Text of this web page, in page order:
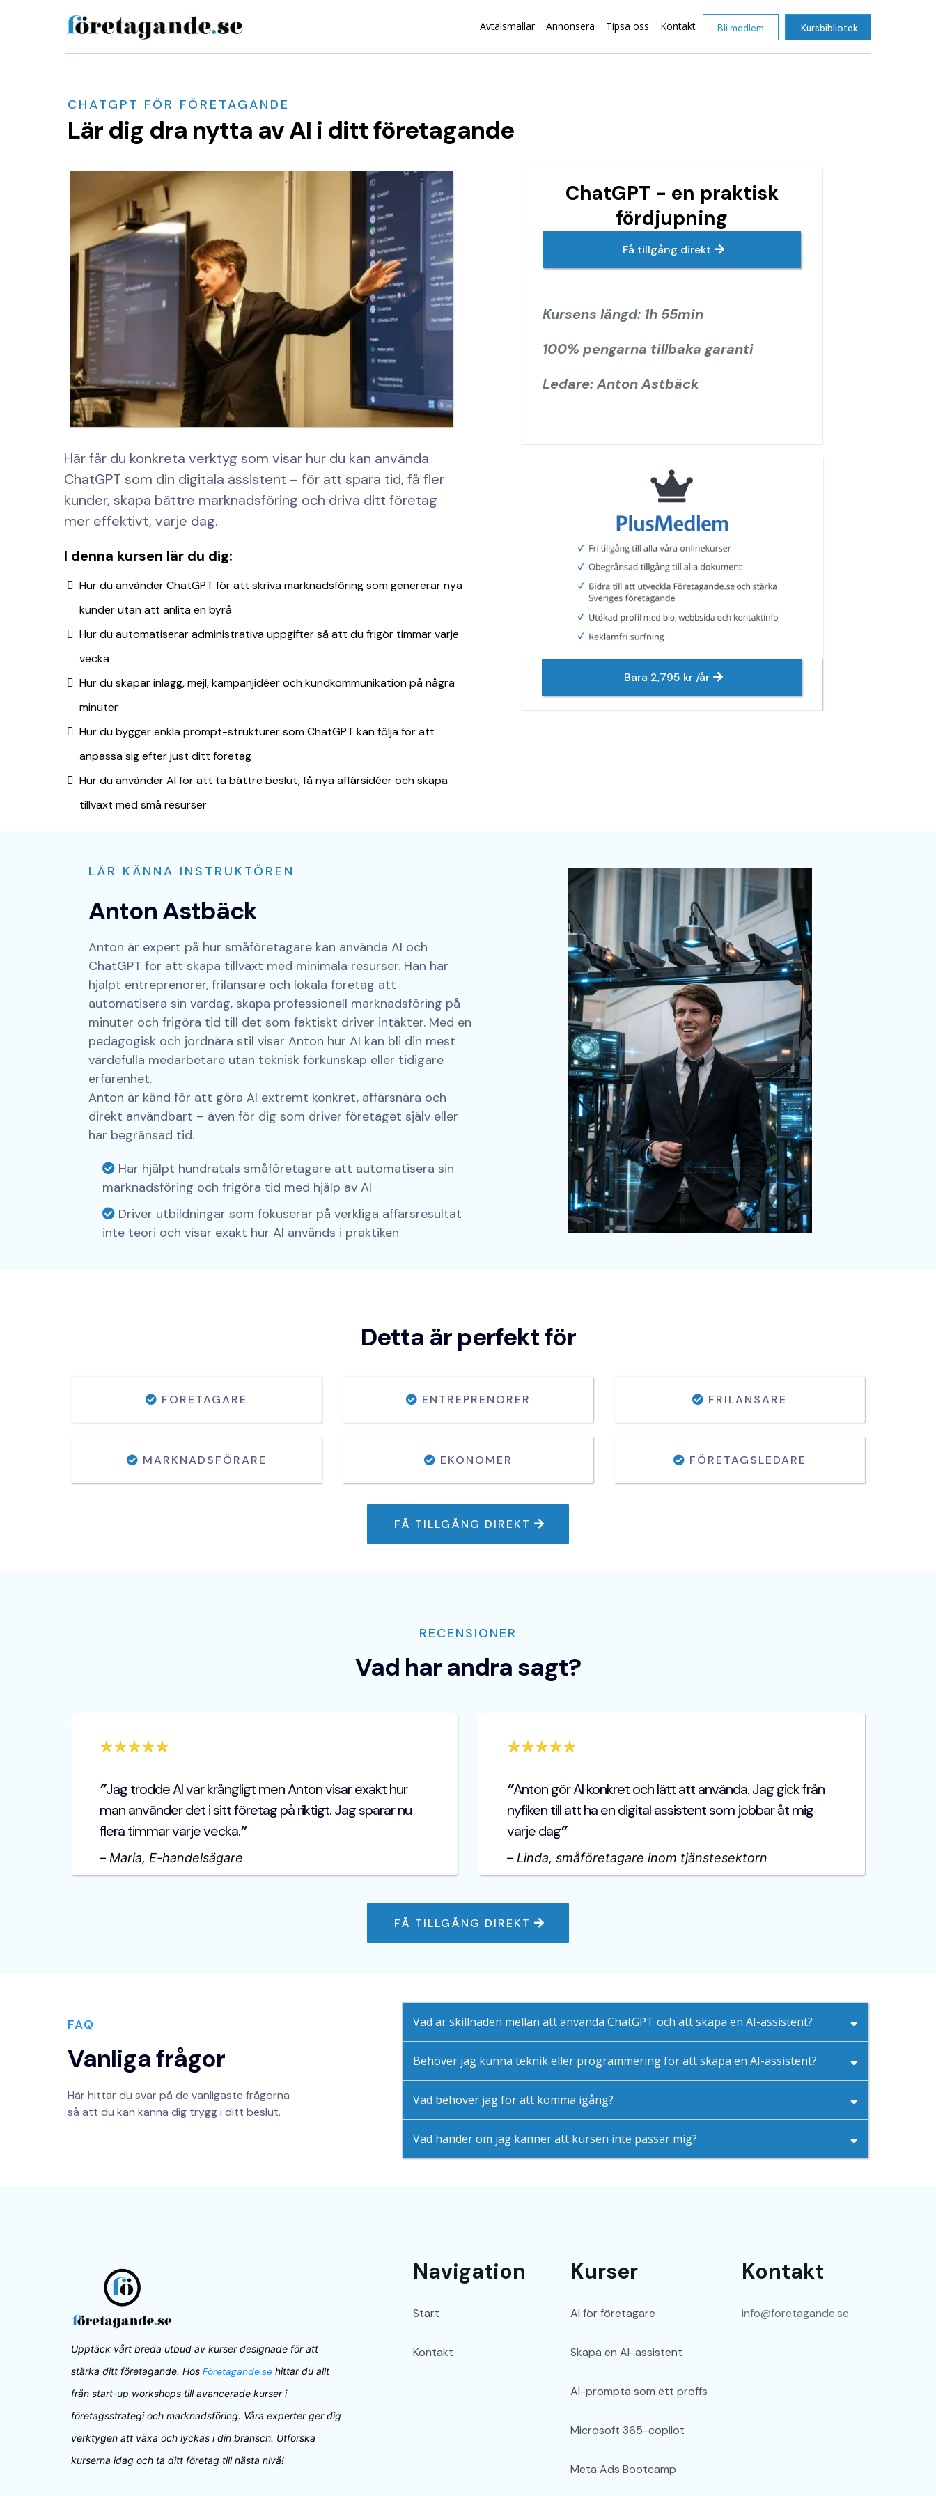
Bli medlem Kursbibliotek
Avtalsmallar Annonsera Tipsa oss Kontakt
CHATGPT FÖR FÖRETAGANDE
Lär dig dra nytta av AI i ditt företagande
Här får du konkreta verktyg som visar hur du kan använda
ChatGPT som din digitala assistent – för att spara tid, få fler
kunder, skapa bättre marknadsföring och driva ditt företag
mer effektivt, varje dag.
I denna kursen lär du dig:
Hur du använder ChatGPT för att skriva marknadsföring som genererar nya
kunder utan att anlita en byrå
Hur du automatiserar administrativa uppgifter så att du frigör timmar varje
vecka
Hur du skapar inlägg, mejl, kampanjidéer och kundkommunikation på några
minuter
Hur du bygger enkla prompt-strukturer som ChatGPT kan följa för att
anpassa sig efter just ditt företag
Hur du använder AI för att ta bättre beslut, få nya affärsidéer och skapa
tillväxt med små resurser
ChatGPT - en praktisk
fördjupning
Få tillgång direkt
Kursens längd: 1h 55min
100% pengarna tillbaka garanti
Ledare: Anton Astbäck
Bara 2,795 kr /år
LÄR KÄNNA INSTRUKTÖREN
Anton Astbäck
Anton är expert på hur småföretagare kan använda AI och
ChatGPT för att skapa tillväxt med minimala resurser. Han har
hjälpt entreprenörer, frilansare och lokala företag att
automatisera sin vardag, skapa professionell marknadsföring på
minuter och frigöra tid till det som faktiskt driver intäkter. Med en
pedagogisk och jordnära stil visar Anton hur AI kan bli din mest
värdefulla medarbetare utan teknisk förkunskap eller tidigare
erfarenhet.
Anton är känd för att göra AI extremt konkret, affärsnära och
direkt användbart – även för dig som driver företaget själv eller
har begränsad tid.
Har hjälpt hundratals småföretagare att automatisera sin
marknadsföring och frigöra tid med hjälp av AI
Driver utbildningar som fokuserar på verkliga affärsresultat
inte teori och visar exakt hur AI används i praktiken
Detta är perfekt för
FÖRETAGARE ENTREPRENÖRER FRILANSARE
MARKNADSFÖRARE EKONOMER FÖRETAGSLEDARE
FÅ TILLGÅNG DIREKT
RECENSIONER
Vad har andra sagt?
”Jag trodde AI var krångligt men Anton visar exakt hur
man använder det i sitt företag på riktigt. Jag sparar nu
flera timmar varje vecka.”
– Maria, E-handelsägare
”Anton gör AI konkret och lätt att använda. Jag gick från
nyfiken till att ha en digital assistent som jobbar åt mig
varje dag”
– Linda, småföretagare inom tjänstesektorn
FÅ TILLGÅNG DIREKT
FAQ
Vanliga frågor
Här hittar du svar på de vanligaste frågorna
så att du kan känna dig trygg i ditt beslut.
Vad är skillnaden mellan att använda ChatGPT och att skapa en AI-assistent?
Behöver jag kunna teknik eller programmering för att skapa en AI-assistent?
Vad behöver jag för att komma igång?
Vad händer om jag känner att kursen inte passar mig?
Upptäck vårt breda utbud av kurser designade för att
stärka ditt företagande. Hos Företagande.se hittar du allt
från start-up workshops till avancerade kurser i
företagsstrategi och marknadsföring. Våra experter ger dig
verktygen att växa och lyckas i din bransch. Utforska
kurserna idag och ta ditt företag till nästa nivå!
Navigation
Start
Kontakt
Kurser
AI för företagare
Skapa en AI-assistent
AI-prompta som ett proffs
Microsoft 365-copilot
Meta Ads Bootcamp
Kontakt
info@foretagande.se